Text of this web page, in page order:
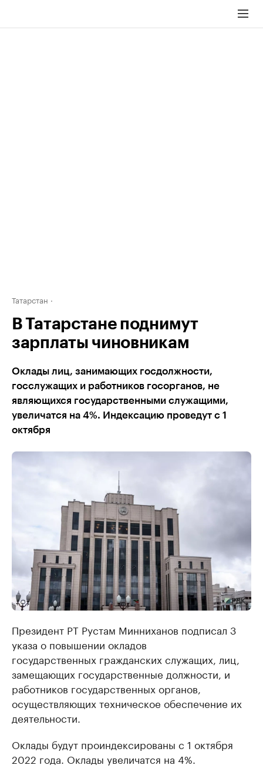
Татарстан
В Татарстане поднимут
зарплаты чиновникам
Оклады лиц, занимающих госдолжности,
госслужащих и работников госорганов, не
являющихся государственными служащими,
увеличатся на 4%. Индексацию проведут с 1
октября
Президент РТ Рустам Минниханов подписал 3
указа о повышении окладов
государственных гражданских служащих, лиц,
замещающих государственные должности, и
работников государственных органов,
осуществляющих техническое обеспечение их
деятельности.
Оклады будут проиндексированы с 1 октября
2022 года. Оклады увеличатся на 4%.